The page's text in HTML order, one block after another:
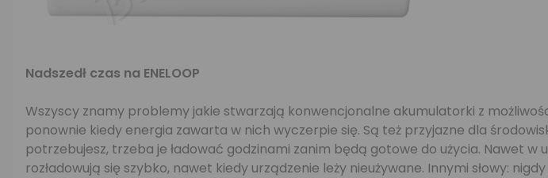
Nadszedł czas na ENELOOP
Wszyscy znamy problemy jakie stwarzają konwencjonalne akumulatorki z
ponownie kiedy energia zawarta w nich wyczerpie się. Są też przyjazne dla
potrzebujesz, trzeba je ładować godzinami zanim będą gotowe do użycia. Nawet
rozładowują się szybko, nawet kiedy urządzenie leży nieużywane. Innymi słowy: